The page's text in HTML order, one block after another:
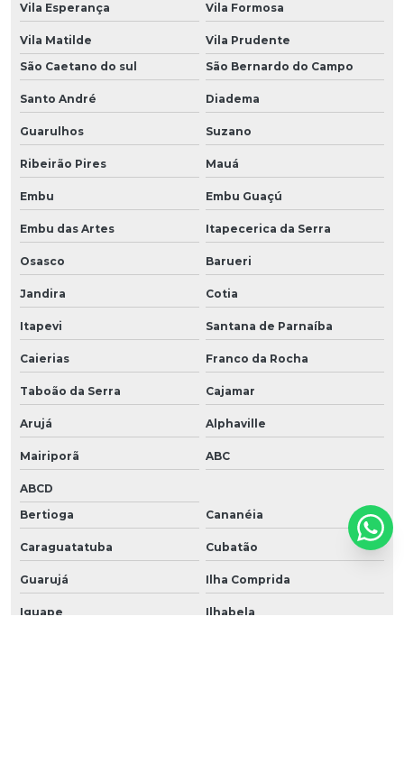
Vila Esperança Vila Formosa
Vila Matilde
Vila Prudente
São Caetano do sul
São Bernardo do Campo
Santo André Diadema
Guarulhos Suzano
Ribeirão Pires Mauá
Embu Embu Guaçú
Embu das Artes Itapecerica da Serra
Osasco Barueri
Jandira Cotia
Itapevi Santana de Parnaíba
Caierias Franco da Rocha
Taboão da Serra Cajamar
Arujá Alphaville
Mairiporã ABC
ABCD
Bertioga
Cananéia
Caraguatatuba Cubatão
Guarujá Ilha Comprida
Iguape Ilhabela